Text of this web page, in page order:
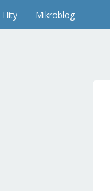
Hity Mikroblog